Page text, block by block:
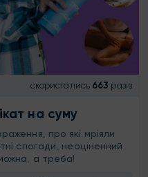
скористались 663 разів
на суму
про які мріяли
спогади, неоціненний
а треба!